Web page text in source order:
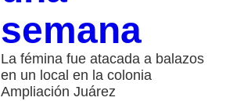
semana
La fémina fue atacada a balazos
en un local en la colonia
Ampliación Juárez